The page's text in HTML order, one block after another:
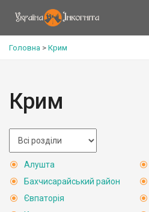
Головна > Крим
Крим
Алушта
Бахчисарайський район
Євпаторія